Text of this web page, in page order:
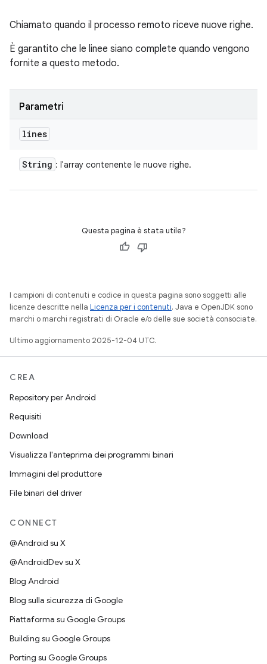
Chiamato quando il processo remoto riceve nuove righe.
È garantito che le linee siano complete quando vengono
fornite a questo metodo.
Parametri
lines
String : l'array contenente le nuove righe.
Questa pagina è stata utile?
I campioni di contenuti e codice in questa pagina sono soggetti alle
licenze descritte nella Licenza per i contenuti. Java e OpenJDK sono
marchi o marchi registrati di Oracle e/o delle sue società consociate.
Ultimo aggiornamento 2025-12-04 UTC.
CREA
Repository per Android
Requisiti
Download
Visualizza l'anteprima dei programmi binari
Immagini del produttore
File binari del driver
CONNECT
@Android su X
@AndroidDev su X
Blog Android
Blog sulla sicurezza di Google
Piattaforma su Google Groups
Building su Google Groups
Porting su Google Groups